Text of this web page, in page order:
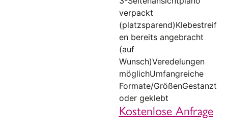
verpackt
(platzsparend)Klebestreif
en bereits angebracht
(auf
Wunsch)Veredelungen
möglichUmfangreiche
Formate/GrößenGestanzt
oder geklebt
Kostenlose Anfrage